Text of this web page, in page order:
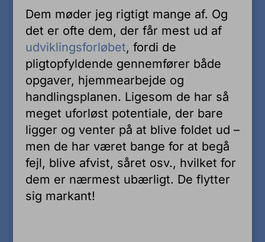
Dem møder jeg rigtigt mange af. Og
det er ofte dem, der får mest ud af
udviklingsforløbet, fordi de
pligtopfyldende gennemfører både
opgaver, hjemmearbejde og
handlingsplanen. Ligesom de har så
meget uforløst potentiale, der bare
ligger og venter på at blive foldet ud –
men de har været bange for at begå
fejl, blive afvist, såret osv., hvilket for
dem er nærmest ubærligt. De flytter
sig markant!